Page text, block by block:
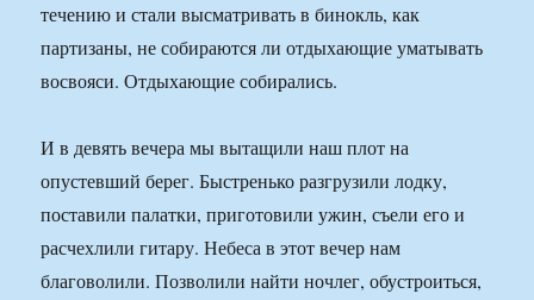
течению и стали высматривать в бинокль, как
партизаны, не собираются ли отдыхающие уматывать
восвояси. Отдыхающие собирались.
И в девять вечера мы вытащили наш плот на
опустевший берег. Быстренько разгрузили лодку,
поставили палатки, приготовили ужин, съели его и
расчехлили гитару. Небеса в этот вечер нам
благоволили. Позволили найти ночлег, обустроиться,